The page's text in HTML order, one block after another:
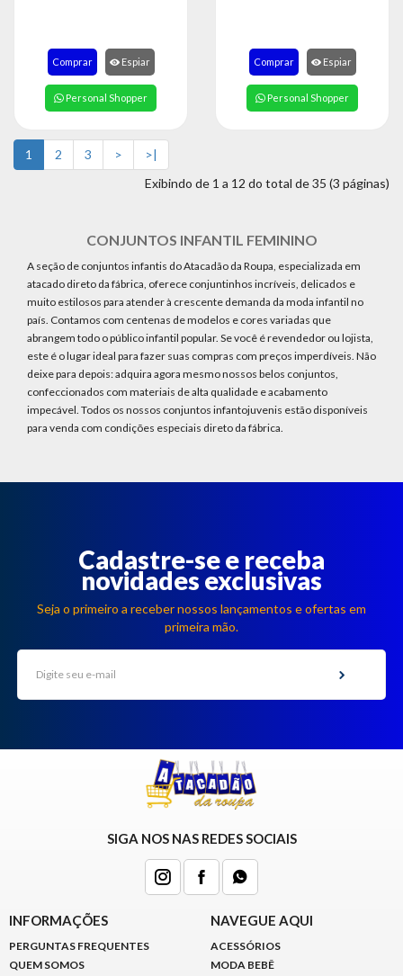
Comprar Espiar
Personal Shopper
Comprar Espiar
Personal Shopper
1 2 3 >
>|
Exibindo de 1 a 12 do total de 35 (3 páginas)
CONJUNTOS INFANTIL FEMININO
A seção de conjuntos infantis do Atacadão da Roupa, especializada em
atacado direto da fábrica, oferece conjuntinhos incríveis, delicados e
muito estilosos para atender à crescente demanda da moda infantil no
país. Contamos com centenas de modelos e cores variadas que
abrangem todo o público infantil popular. Se você é revendedor ou lojista,
este é o lugar ideal para fazer suas compras com preços imperdíveis. Não
deixe para depois: adquira agora mesmo nossos belos conjuntos,
confeccionados com materiais de alta qualidade e acabamento
impecável. Todos os nossos conjuntos infantojuvenis estão disponíveis
para venda com condições especiais direto da fábrica.
Cadastre-se e receba
novidades exclusivas
Seja o primeiro a receber nossos lançamentos e ofertas em
primeira mão.
SIGA NOS NAS REDES SOCIAIS
INFORMAÇÕES
PERGUNTAS FREQUENTES
QUEM SOMOS
NAVEGUE AQUI
ACESSÓRIOS
MODA BEBÊ